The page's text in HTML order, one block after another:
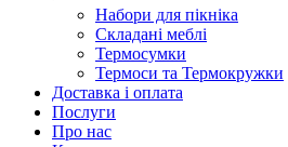
Набори для пікніка
Складані меблі
Термосумки
Термоси та Термокружки
Доставка і оплата
Послуги
Про нас